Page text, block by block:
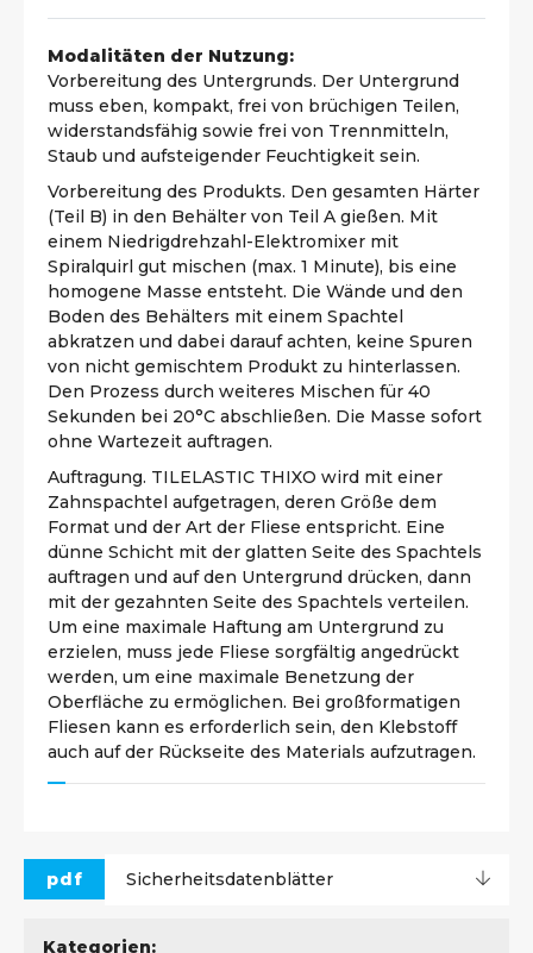
Modalitäten der Nutzung:
Vorbereitung des Untergrunds. Der Untergrund
muss eben, kompakt, frei von brüchigen Teilen,
widerstandsfähig sowie frei von Trennmitteln,
Staub und aufsteigender Feuchtigkeit sein.
Vorbereitung des Produkts. Den gesamten Härter
(Teil B) in den Behälter von Teil A gießen. Mit
einem Niedrigdrehzahl-Elektromixer mit
Spiralquirl gut mischen (max. 1 Minute), bis eine
homogene Masse entsteht. Die Wände und den
Boden des Behälters mit einem Spachtel
abkratzen und dabei darauf achten, keine Spuren
von nicht gemischtem Produkt zu hinterlassen.
Den Prozess durch weiteres Mischen für 40
Sekunden bei 20°C abschließen. Die Masse sofort
ohne Wartezeit auftragen.
Auftragung. TILELASTIC THIXO wird mit einer
Zahnspachtel aufgetragen, deren Größe dem
Format und der Art der Fliese entspricht. Eine
dünne Schicht mit der glatten Seite des Spachtels
auftragen und auf den Untergrund drücken, dann
mit der gezahnten Seite des Spachtels verteilen.
Um eine maximale Haftung am Untergrund zu
erzielen, muss jede Fliese sorgfältig angedrückt
werden, um eine maximale Benetzung der
Oberfläche zu ermöglichen. Bei großformatigen
Fliesen kann es erforderlich sein, den Klebstoff
auch auf der Rückseite des Materials aufzutragen.
pdf Sicherheitsdatenblätter
Kategorien: